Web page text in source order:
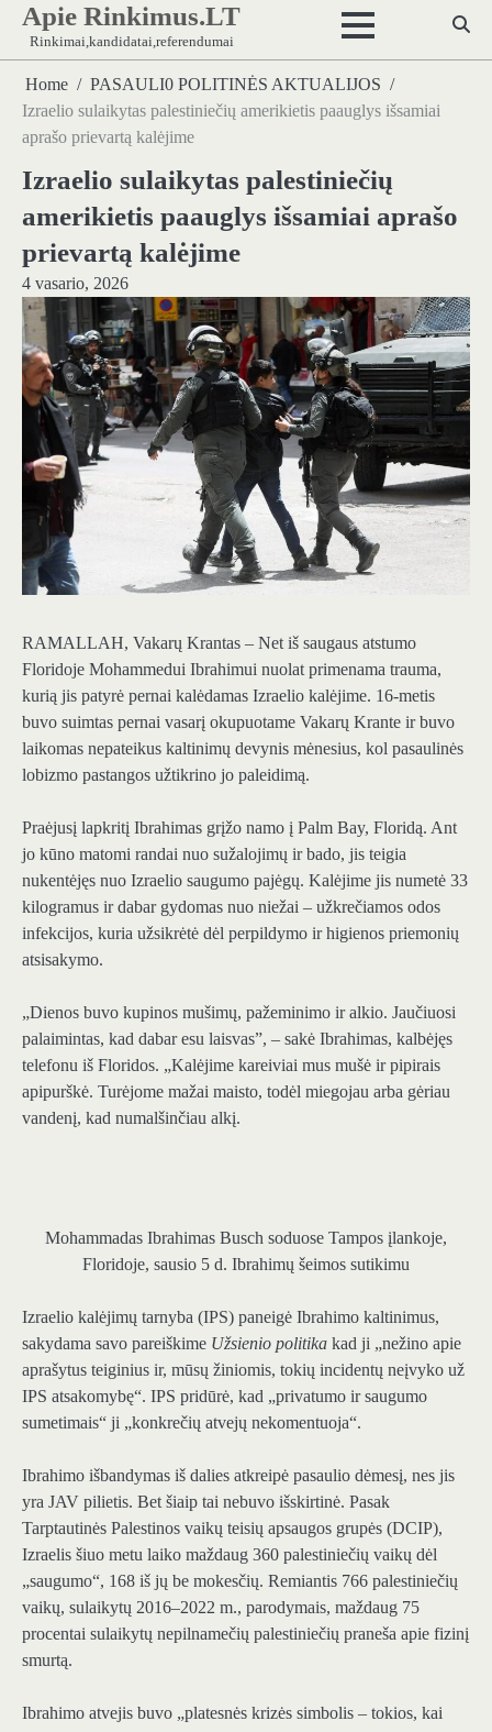
Skip
content
Apie Rinkimus.LT
Rinkimai,kandidatai,referendumai
Home
PASAULI0 POLITINĖS AKTUALIJOS
Izraelio sulaikytas palestiniečių amerikietis paauglys išsamiai
aprašo prievartą kalėjime
Izraelio sulaikytas palestiniečių
amerikietis paauglys išsamiai aprašo
prievartą kalėjime
4 vasario, 2026
RAMALLAH, Vakarų Krantas – Net iš saugaus atstumo
Floridoje Mohammedui Ibrahimui nuolat primenama trauma,
kurią jis patyrė pernai kalėdamas Izraelio kalėjime. 16-metis
buvo suimtas pernai vasarį okupuotame Vakarų Krante ir buvo
laikomas nepateikus kaltinimų devynis mėnesius, kol pasaulinės
lobizmo pastangos užtikrino jo paleidimą.
Praėjusį lapkritį Ibrahimas grįžo namo į Palm Bay, Floridą. Ant
jo kūno matomi randai nuo sužalojimų ir bado, jis teigia
nukentėjęs nuo Izraelio saugumo pajėgų. Kalėjime jis numetė 33
kilogramus ir dabar gydomas nuo niežai – užkrečiamos odos
infekcijos, kuria užsikrėtė dėl perpildymo ir higienos priemonių
atsisakymo.
„Dienos buvo kupinos mušimų, pažeminimo ir alkio. Jaučiuosi
palaimintas, kad dabar esu laisvas”, – sakė Ibrahimas, kalbėjęs
telefonu iš Floridos. „Kalėjime kareiviai mus mušė ir pipirais
apipurškė. Turėjome mažai maisto, todėl miegojau arba gėriau
vandenį, kad numalšinčiau alkį.
Mohammadas Ibrahimas Busch soduose Tampos įlankoje,
Floridoje, sausio 5 d. Ibrahimų šeimos sutikimu
Izraelio kalėjimų tarnyba (IPS) paneigė Ibrahimo kaltinimus,
sakydama savo pareiškime Užsienio politika kad ji „nežino apie
aprašytus teiginius ir, mūsų žiniomis, tokių incidentų neįvyko už
IPS atsakomybę“. IPS pridūrė, kad „privatumo ir saugumo
sumetimais“ ji „konkrečių atvejų nekomentuoja“.
Ibrahimo išbandymas iš dalies atkreipė pasaulio dėmesį, nes jis
yra JAV pilietis. Bet šiaip tai nebuvo išskirtinė. Pasak
Tarptautinės Palestinos vaikų teisių apsaugos grupės (DCIP),
Izraelis šiuo metu laiko maždaug 360 palestiniečių vaikų dėl
„saugumo“, 168 iš jų be mokesčių. Remiantis 766 palestiniečių
vaikų, sulaikytų 2016–2022 m., parodymais, maždaug 75
procentai sulaikytų nepilnamečių palestiniečių praneša apie fizinį
smurtą.
Ibrahimo atvejis buvo „platesnės krizės simbolis – tokios, kai